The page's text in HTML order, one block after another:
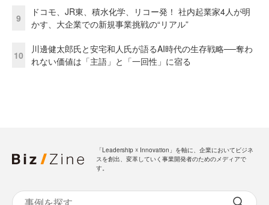
9
ドコモ、JR東、積水化学、リコー発！ 社内起業家4人が明
かす、大企業での新規事業挑戦の“リアル”
10
川邊健太郎氏と安宅和人氏が語るAI時代の生存戦略──奪わ
れない価値は「主語」と「一回性」に宿る
「Leadership ☓ Innovation」を軸に、企業においてビジネ
スを創出、変革していく事業開発者のためのメディアで
す。